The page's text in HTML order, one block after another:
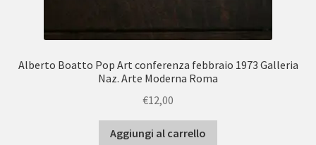
Alberto Boatto Pop Art conferenza febbraio 1973 Galleria
Naz. Arte Moderna Roma
€12,00
Aggiungi al carrello